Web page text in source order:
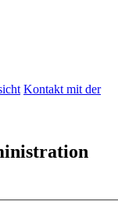
Kontakt mit der